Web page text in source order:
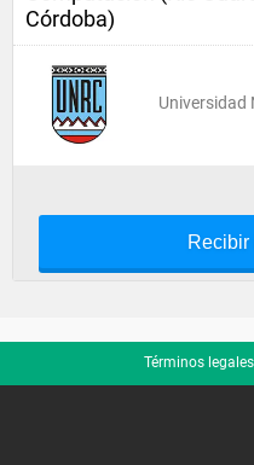
Córdoba)
Universidad
Recibir
Términos